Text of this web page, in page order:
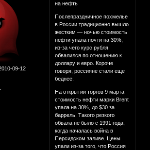
09-12
на нефть
Послепраздничное похмелье
в России традиционно вышло
жестким — ночью стоимость
нефти упала почти на 30%,
из-за чего курс рубля
обвалился по отношению к
доллару и евро. Короче
говоря, россияне стали еще
беднее.
На открытии торгов 9 марта
стоимость нефти марки Brent
упала на 30%, до $30 за
баррель. Такого резкого
обвала не было с 1991 года,
когда началась война в
Персидском заливе. Цены
упали из-за того, что Россия